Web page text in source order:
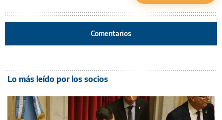
Comentarios
Lo más leído por los socios